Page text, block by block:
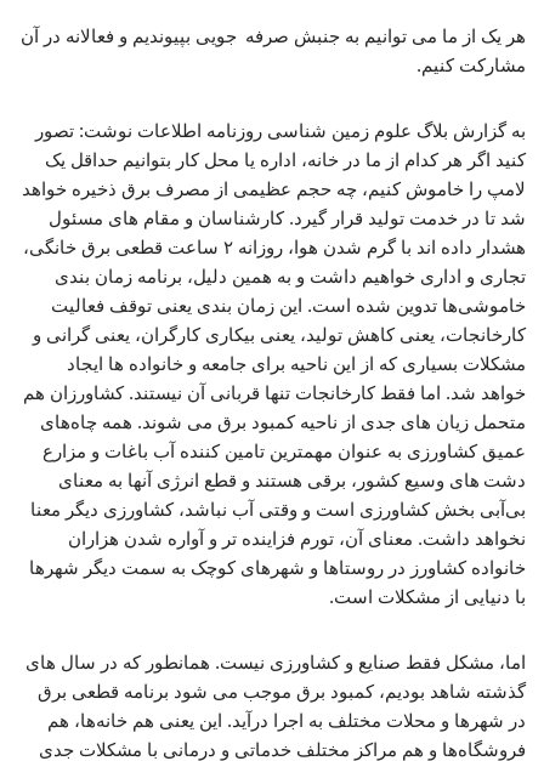
هر یک از ما می توانیم به جنبش صرفه جویی بپیوندیم و فعالانه در آن
مشارکت کنیم.
به گزارش بلاگ علوم زمین شناسی روزنامه اطلاعات نوشت: تصور
کنید اگر هر کدام از ما در خانه، اداره یا محل کار بتوانیم حداقل یک
لامپ را خاموش کنیم، چه حجم عظیمی از مصرف برق ذخیره خواهد
شد تا در خدمت تولید قرار گیرد. کارشناسان و مقام های مسئول
هشدار داده اند با گرم شدن هوا، روزانه ۲ ساعت قطعی برق خانگی،
تجاری و اداری خواهیم داشت و به همین دلیل، برنامه زمان بندی
خاموشی‌ها تدوین شده است. این زمان بندی یعنی توقف فعالیت
کارخانجات، یعنی کاهش تولید، یعنی بیکاری کارگران، یعنی گرانی و
مشکلات بسیاری که از این ناحیه برای جامعه و خانواده ها ایجاد
خواهد شد. اما فقط کارخانجات تنها قربانی آن نیستند. کشاورزان هم
متحمل زیان های جدی از ناحیه کمبود برق می شوند. همه چاه‌های
عمیق کشاورزی به عنوان مهمترین تامین کننده آب باغات و مزارع
دشت های وسیع کشور، برقی هستند و قطع انرژی آنها به معنای
بی‌آبی بخش کشاورزی است و وقتی آب نباشد، کشاورزی دیگر معنا
نخواهد داشت. معنای آن، تورم فزاینده تر و آواره شدن هزاران
خانواده کشاورز در روستاها و شهرهای کوچک به سمت دیگر شهرها
با دنیایی از مشکلات است.
اما، مشکل فقط صنایع و کشاورزی نیست. همانطور که در سال های
گذشته شاهد بودیم، کمبود برق موجب می شود برنامه قطعی برق
در شهرها و محلات مختلف به اجرا درآید. این یعنی هم خانه‌ها، هم
فروشگاه‌ها و هم مراکز مختلف خدماتی و درمانی با مشکلات جدی